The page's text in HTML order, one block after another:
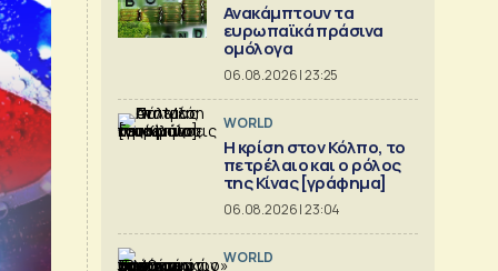
Ανακάμπτουν τα
ευρωπαϊκά πράσινα
ομόλογα
06.08.2026 | 23:25
WORLD
Η κρίση στoν Κόλπο, το
πετρέλαιο και ο ρόλος
της Κίνας [γράφημα]
06.08.2026 | 23:04
WORLD